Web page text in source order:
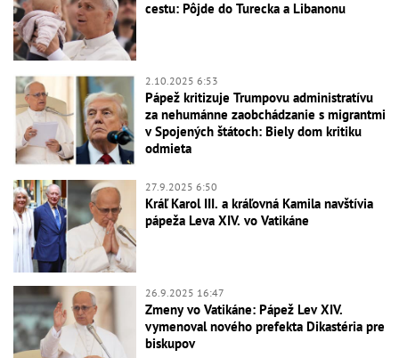
cestu: Pôjde do Turecka a Libanonu
2.10.2025 6:53
Pápež kritizuje Trumpovu administratívu
za nehumánne zaobchádzanie s migrantmi
v Spojených štátoch: Biely dom kritiku
odmieta
27.9.2025 6:50
Kráľ Karol III. a kráľovná Kamila navštívia
pápeža Leva XIV. vo Vatikáne
26.9.2025 16:47
Zmeny vo Vatikáne: Pápež Lev XIV.
vymenoval nového prefekta Dikastéria pre
biskupov